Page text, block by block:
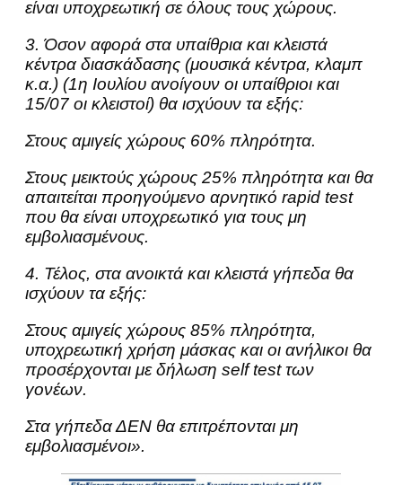
είναι υποχρεωτική σε όλους τους χώρους.
3. Όσον αφορά στα υπαίθρια και κλειστά
κέντρα διασκάδασης (μουσικά κέντρα, κλαμπ
κ.α.) (1η Ιουλίου ανοίγουν οι υπαίθριοι και
15/07 οι κλειστοί) θα ισχύουν τα εξής:
Στους αμιγείς χώρους 60% πληρότητα.
Στους μεικτούς χώρους 25% πληρότητα και θα
απαιτείται προηγούμενο αρνητικό rapid test
που θα είναι υποχρεωτικό για τους μη
εμβολιασμένους.
4. Τέλος, στα ανοικτά και κλειστά γήπεδα θα
ισχύουν τα εξής:
Στους αμιγείς χώρους 85% πληρότητα,
υποχρεωτική χρήση μάσκας και οι ανήλικοι θα
προσέρχονται με δήλωση self test των
γονέων.
Στα γήπεδα ΔΕΝ θα επιτρέπονται μη
εμβολιασμένοι».